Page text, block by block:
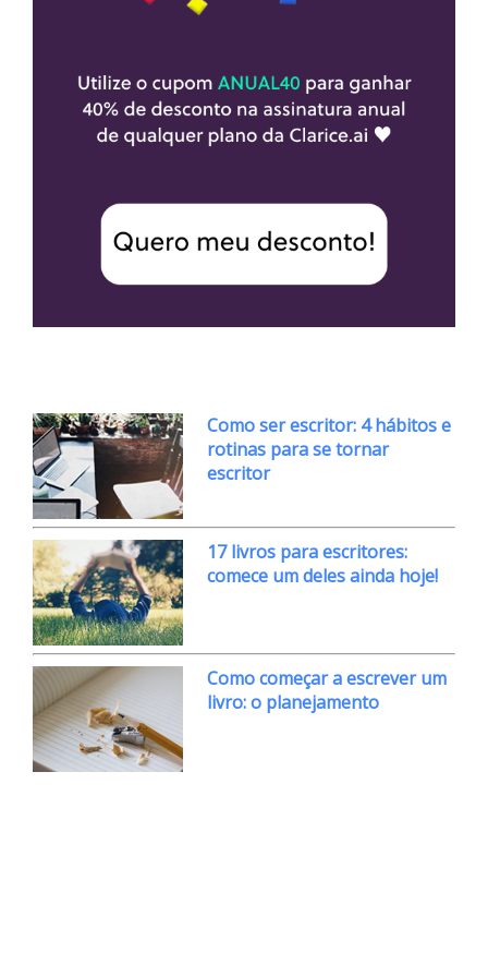
Como ser escritor: 4 hábitos e
rotinas para se tornar
escritor
17 livros para escritores:
comece um deles ainda hoje!
Como começar a escrever um
livro: o planejamento